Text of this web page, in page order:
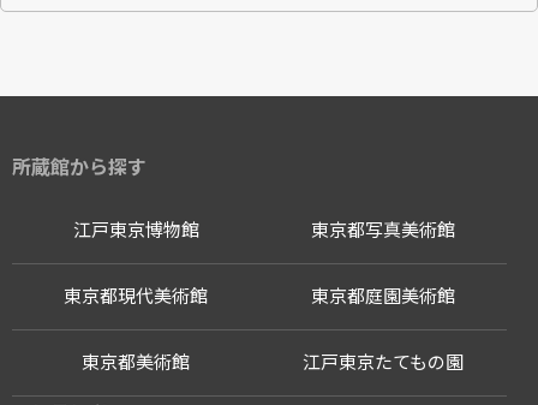
所蔵館から探す
江戸東京博物館
江戸東京たてもの園
東京都写真美術館
東京都現代美術館 東京都庭園美術館
東京都美術館